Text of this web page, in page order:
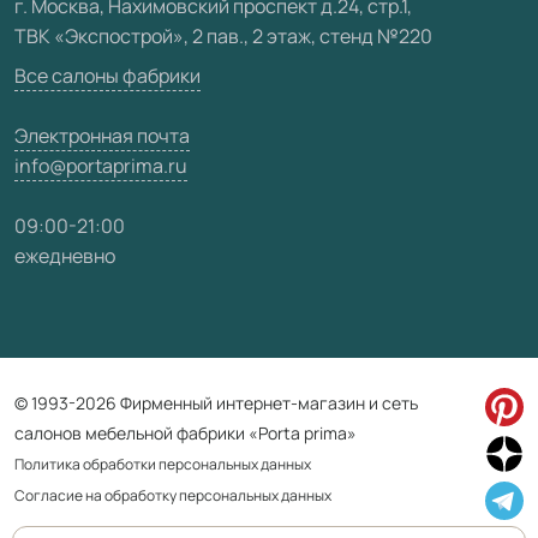
Карта сайта
г. Москва, Нахимовский проспект д.24, стр.1,
ТВК «Экспострой», 2 пав., 2 этаж, стенд №220
Все салоны фабрики
Электронная почта
info@portaprima.ru
09:00-21:00
ежедневно
© 1993-2026 Фирменный интернет-магазин и сеть
салонов мебельной фабрики «Porta prima»
Политика обработки персональных данных
Согласие на обработку персональных данных